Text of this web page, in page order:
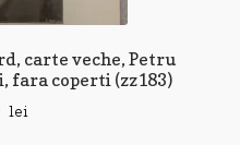
carte veche, Petru
fara coperti (zz183)
lei